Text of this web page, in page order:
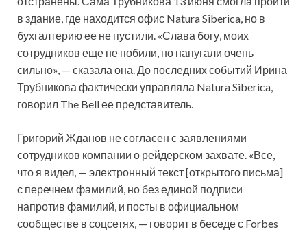
в здание, где находится офис Natura Siberica, но в
бухгалтерию ее не пустили. «Слава богу, моих
сотрудников еще не побили, но напугали очень
сильно», — сказала она. До последних событий Ирина
Трубникова фактически управляла Natura Siberica,
говорил The Bell ее представитель.
Григорий Жданов не согласен с заявлениями
сотрудников компании о рейдерском захвате. «Все,
что я видел, — электронный текст [открытого письма]
с перечнем фамилий, но без единой подписи
напротив фамилий, и посты в официальном
сообществе в соцсетях, — говорит в беседе с Forbes